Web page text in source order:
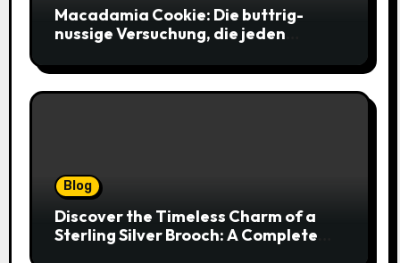
Macadamia Cookie: Die buttrig-
nussige Versuchung, die jeden
Blog
Discover the Timeless Charm of a
Sterling Silver Brooch: A Complete